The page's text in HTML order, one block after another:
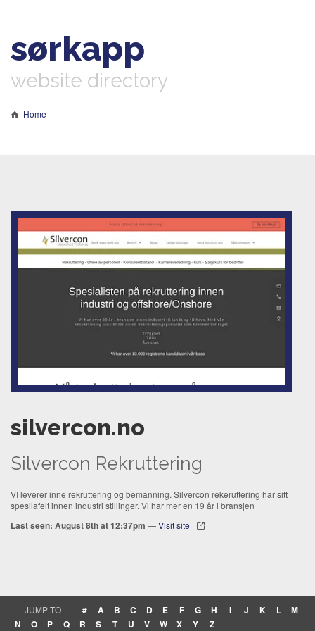
sørkapp
website directory
Home
silvercon.no
Silvercon Rekruttering
VI leverer inne rekruttering og bemanning. Silvercon rekeruttering har sitt
spesilafelt innen industri stillinger. Vi har mer en 19 år i bransjen
Last seen: August 8th at 12:37pm —Visit site
JUMP TO # A B C D E F G H I J K L
M
N
O P Q R S T U V W X Y Z